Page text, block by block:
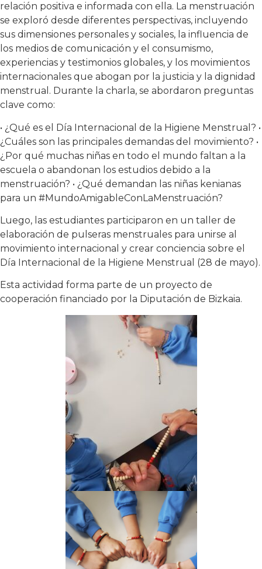
relación positiva e informada con ella. La menstruación
se exploró desde diferentes perspectivas, incluyendo
sus dimensiones personales y sociales, la influencia de
los medios de comunicación y el consumismo,
experiencias y testimonios globales, y los movimientos
internacionales que abogan por la justicia y la dignidad
menstrual. Durante la charla, se abordaron preguntas
clave como:
• ¿Qué es el Día Internacional de la Higiene Menstrual? •
¿Cuáles son las principales demandas del movimiento? •
¿Por qué muchas niñas en todo el mundo faltan a la
escuela o abandonan los estudios debido a la
menstruación? • ¿Qué demandan las niñas kenianas
para un #MundoAmigableConLaMenstruación?
Luego, las estudiantes participaron en un taller de
elaboración de pulseras menstruales para unirse al
movimiento internacional y crear conciencia sobre el
Día Internacional de la Higiene Menstrual (28 de mayo).
Esta actividad forma parte de un proyecto de
cooperación financiado por la Diputación de Bizkaia.